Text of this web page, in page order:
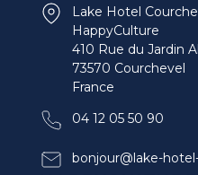
Lake Hotel
HappyCulture
410 Rue du Jardin
73570 Courchevel
France
04 12 05 50 90
bonjour@lake-